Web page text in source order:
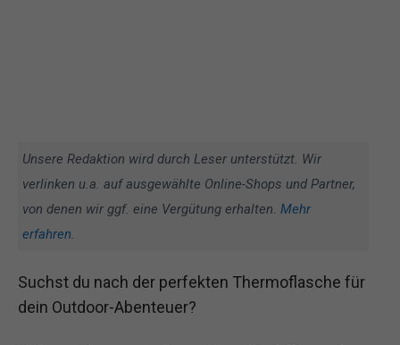
Unsere Redaktion wird durch Leser unterstützt. Wir
verlinken u.a. auf ausgewählte Online-Shops und Partner,
von denen wir ggf. eine Vergütung erhalten. Mehr
erfahren.
Suchst du nach der perfekten Thermoflasche für
dein Outdoor-Abenteuer?